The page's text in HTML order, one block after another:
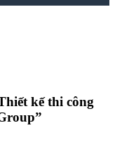
kế thi công